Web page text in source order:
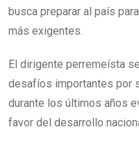
busca preparar al país
más exigentes.
El dirigente perremeísta
desafíos importantes por
durante los últimos años
favor del desarrollo